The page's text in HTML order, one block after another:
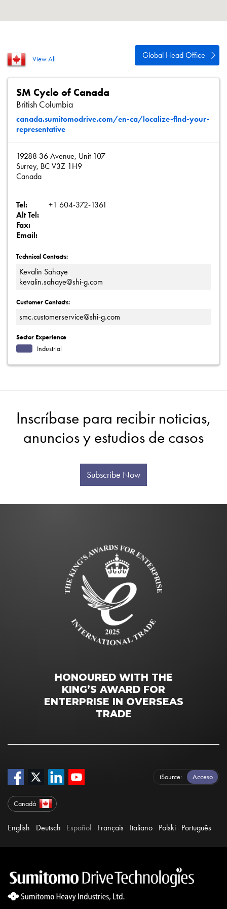
View All Global Head Office
SM Cyclo of Canada
British Columbia
canada.sumitomodrive.com/en-ca/localize-find-your-
representative
19288 36 Avenue, Unit 107
Surrey, BC V3Z 1H9
Canada
Tel:
+1 604-372-1361
Alt Tel:
Fax:
Email:
Technical Contacts:
Kevalin Sahaye
kevalin.sahaye@shi-g.com
Customer Contacts:
smc.customerservice@shi-g.com
Sector Experience
Industrial
Inscríbase para recibir noticias,
anuncios y estudios de casos
Subscribe Now
HONOURED WITH THE
KING’S AWARD FOR
ENTERPRISE IN OVERSEAS
TRADE
iSource Acceso
Canadá
English Deutsch Español Français Italiano Polski Português
Mapa del sitio
iSource Acceso